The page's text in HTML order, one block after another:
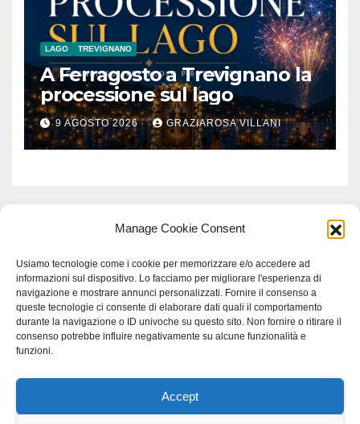
Manage Cookie Consent
Usiamo tecnologie come i cookie per memorizzare e/o accedere ad
informazioni sul dispositivo. Lo facciamo per migliorare l'esperienza di
navigazione e mostrare annunci personalizzati. Fornire il consenso a
queste tecnologie ci consente di elaborare dati quali il comportamento
durante la navigazione o ID univoche su questo sito. Non fornire o ritirare il
consenso potrebbe influire negativamente su alcune funzionalità e
funzioni.
Accept
LAGO TREVIGNANO
A Ferragosto a Trevignano la
processione sul lago
9 AGOSTO 2026 GRAZIAROSA VILLANI
Proudly powered by WordPress|Tema: Newspaperex di